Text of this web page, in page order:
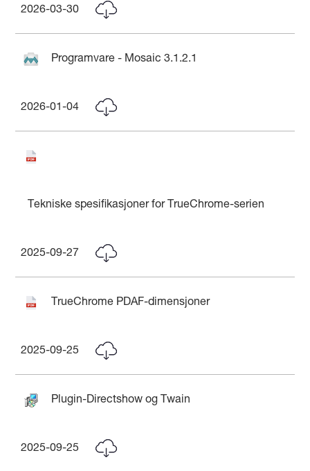
2026-03-30
Programvare - Mosaic 3.1.2.1
2026-01-04
Tekniske spesifikasjoner for TrueChrome-serien
2025-09-27
TrueChrome PDAF-dimensjoner
2025-09-25
Plugin-Directshow og Twain
2025-09-25